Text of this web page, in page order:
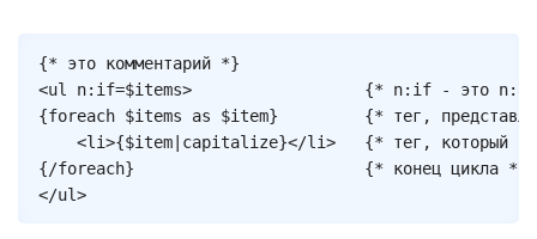
{* это комментарий *}
<ul n:if=$items>
{* n:if - это
{foreach $items as $item}
{* тег,
<li>{$item| capitalize}</li>
{* тег, который
{/foreach}
{* конец цикла *}
</ul>